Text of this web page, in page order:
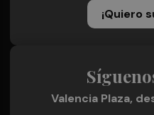
¡Quiero
Valencia Plaza,